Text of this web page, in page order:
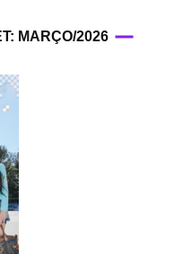
MARÇO/2026